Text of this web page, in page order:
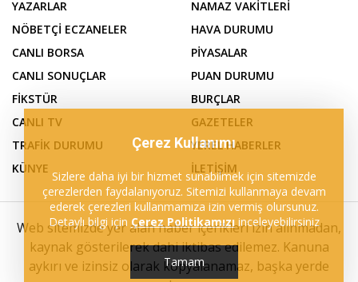
YAZARLAR
NÖBETÇİ ECZANELER
CANLI BORSA
CANLI SONUÇLAR
FİKSTÜR
CANLI TV
TRAFİK DURUMU
KÜNYE
NAMAZ VAKİTLERİ
HAVA DURUMU
PİYASALAR
PUAN DURUMU
BURÇLAR
GAZETELER
YEREL HABERLER
İLETİŞİM
Web sitemizde yer alan haber içerikleri izin alınmadan,
kaynak gösterilerek dahi iktibas edilemez. Kanuna
aykırı ve izinsiz olarak kopyalanamaz, başka yerde
Çerez Kullanımı
Sizlere daha iyi bir hizmet sunabilmek için sitemizde
çerezlerden faydalanıyoruz. Sitemizi kullanmaya devam
ederek çerezleri kullanmamıza izin vermiş olursunuz.
Detaylı bilgi için Çerez Politikamızıinceleyebilirsiniz
Tamam